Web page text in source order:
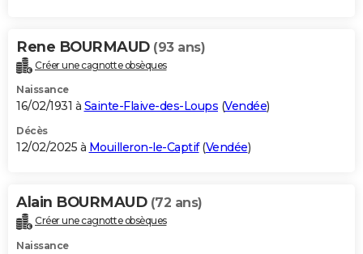
Rene BOURMAUD (93 ans)
Créer une cagnotte obsèques
Naissance
16/02/1931 à Sainte-Flaive-des-Loups (Vendée)
Décès
12/02/2025 à Mouilleron-le-Captif(Vendée)
Alain BOURMAUD (72 ans)
Créer une cagnotte obsèques
Naissance